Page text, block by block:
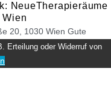
NeueTherapieräume
20, 1030 Wien Gute
Erteilung oder Widerruf von